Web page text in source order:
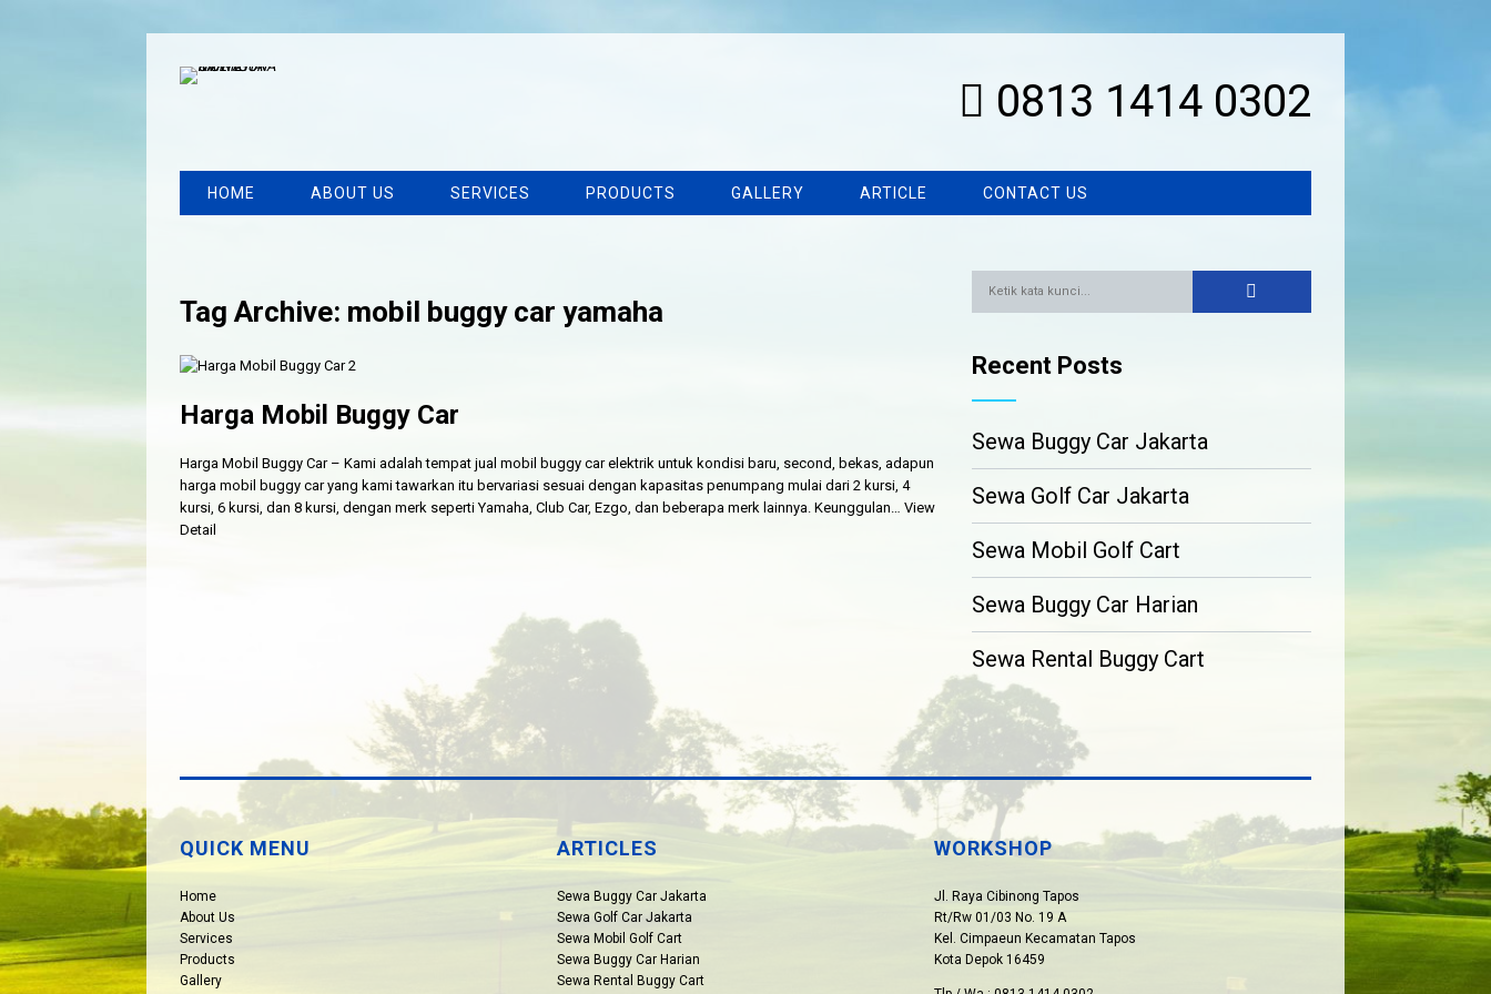
0813 1414 0302
HOME ABOUT US SERVICES PRODUCTS GALLERY ARTICLE CONTACT US
Tag Archive: mobil buggy car yamaha
Harga Mobil Buggy Car
Harga Mobil Buggy Car – Kami adalah tempat jual mobil buggy car elektrik untuk kondisi baru, second, bekas, adapun
harga mobil buggy car yang kami tawarkan itu bervariasi sesuai dengan kapasitas penumpang mulai dari 2 kursi, 4
kursi, 6 kursi, dan 8 kursi, dengan merk seperti Yamaha, Club Car, Ezgo, dan beberapa merk lainnya. Keunggulan… View
Detail
Recent Posts
Sewa Buggy Car Jakarta
Sewa Golf Car Jakarta
Sewa Mobil Golf Cart
Sewa Buggy Car Harian
Sewa Rental Buggy Cart
QUICK MENU
Home
About Us
Services
Products
Gallery
ARTICLES
Sewa Buggy Car Jakarta
Sewa Golf Car Jakarta
Sewa Mobil Golf Cart
Sewa Buggy Car Harian
Sewa Rental Buggy Cart
WORKSHOP
Jl. Raya Cibinong Tapos
Rt/Rw 01/03 No. 19 A
Kel. Cimpaeun Kecamatan Tapos
Kota Depok 16459